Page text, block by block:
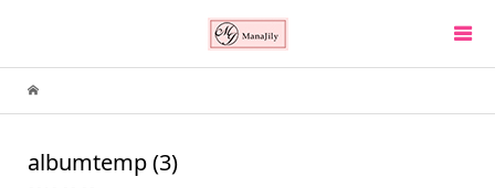
albumtemp (3)